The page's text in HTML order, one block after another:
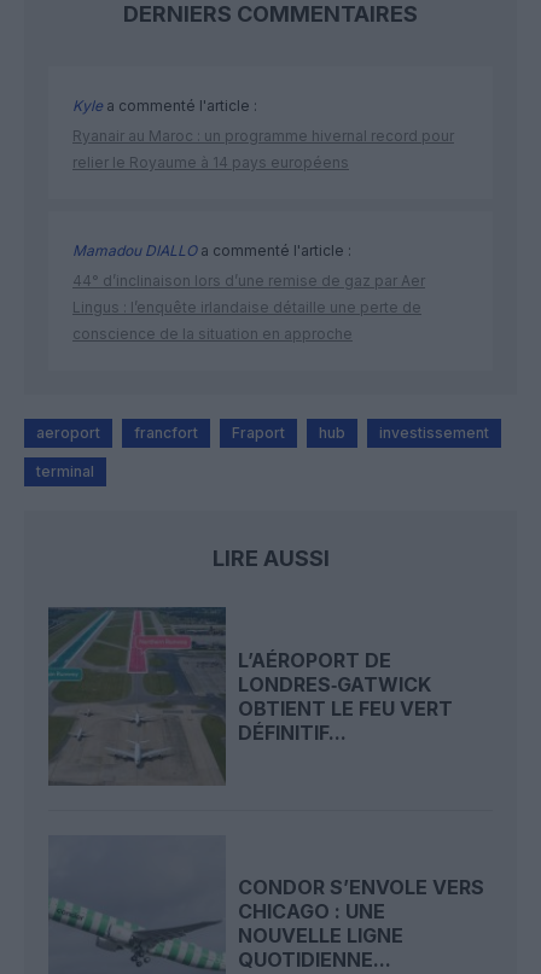
DERNIERS COMMENTAIRES
Kylea commenté l'article :
Ryanair au Maroc : un programme hivernal record pour
relier le Royaume à 14 pays européens
Mamadou DIALLOa commenté l'article :
44° d’inclinaison lors d’une remise de gaz par Aer
Lingus : l’enquête irlandaise détaille une perte de
conscience de la situation en approche
aeroport francfort Fraport hub investissement
terminal
LIRE AUSSI
L’AÉROPORT DE
LONDRES‑GATWICK
OBTIENT LE FEU VERT
DÉFINITIF...
CONDOR S’ENVOLE VERS
CHICAGO : UNE
NOUVELLE LIGNE
QUOTIDIENNE...